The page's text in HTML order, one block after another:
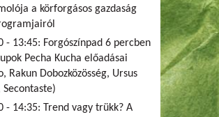
a körforgásos gazdaság
- 13:45: Forgószínpad 6 percben
Pecha Kucha előadásai
Rakun Dobozközösség, Ursus
Secontaste)
- 14:35: Trend vagy trükk? A